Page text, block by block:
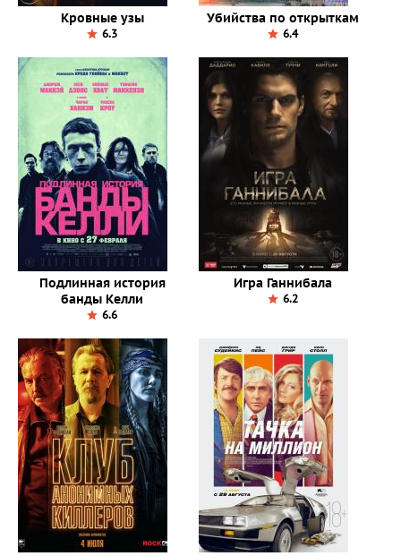
Кровные узы
6.3
Убийства по открыткам
6.4
Подлинная история
банды Келли
6.6
Игра Ганнибала
6.2